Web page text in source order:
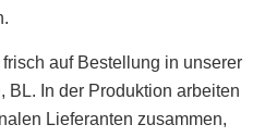
auf Bestellung in unserer
BL. In der Produktion arbeiten
Lieferanten zusammen,